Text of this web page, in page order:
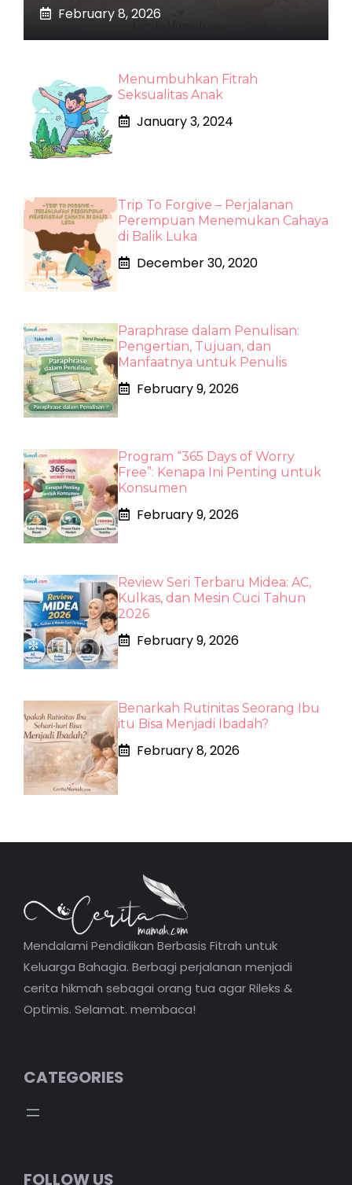
February 8, 2026
Menumbuhkan Fitrah
Seksualitas Anak
January 3, 2024
Trip To Forgive – Perjalanan
Perempuan Menemukan Cahaya
di Balik Luka
December 30, 2020
Paraphrase dalam Penulisan:
Pengertian, Tujuan, dan
Manfaatnya untuk Penulis
February 9, 2026
Program “365 Days of Worry
Free”: Kenapa Ini Penting untuk
Konsumen
February 9, 2026
Review Seri Terbaru Midea: AC,
Kulkas, dan Mesin Cuci Tahun
2026
February 9, 2026
Benarkah Rutinitas Seorang Ibu
itu Bisa Menjadi Ibadah?
February 8, 2026
Mendalami Pendidikan Berbasis Fitrah untuk
Keluarga Bahagia. Berbagi perjalanan menjadi
cerita hikmah sebagai orang tua agar Rileks &
Optimis. Selamat. membaca!
CATEGORIES
FOLLOW US